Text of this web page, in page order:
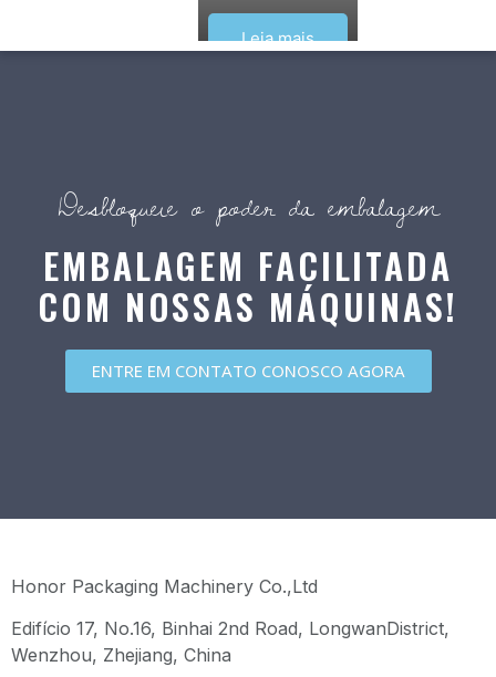
Leia mais
Desbloqueie o poder da embalagem
EMBALAGEM FACILITADA
COM NOSSAS MÁQUINAS!
ENTRE EM CONTATO CONOSCO AGORA
Honor Packaging Machinery Co.,Ltd
Edifício 17, No.16, Binhai 2nd Road, LongwanDistrict,
Wenzhou, Zhejiang, China